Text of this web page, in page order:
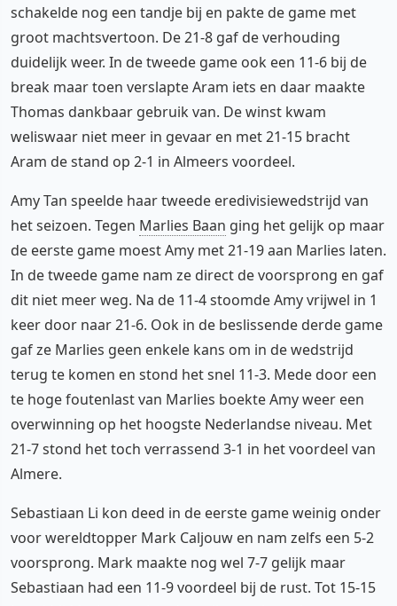
schakelde nog een tandje bij en pakte de game met
groot machtsvertoon. De 21-8 gaf de verhouding
duidelijk weer. In de tweede game ook een 11-6 bij de
break maar toen verslapte Aram iets en daar maakte
Thomas dankbaar gebruik van. De winst kwam
weliswaar niet meer in gevaar en met 21-15 bracht
Aram de stand op 2-1 in Almeers voordeel.
Amy Tan speelde haar tweede eredivisiewedstrijd van
het seizoen. Tegen Marlies Baan ging het gelijk op maar
de eerste game moest Amy met 21-19 aan Marlies laten.
In de tweede game nam ze direct de voorsprong en gaf
dit niet meer weg. Na de 11-4 stoomde Amy vrijwel in 1
keer door naar 21-6. Ook in de beslissende derde game
gaf ze Marlies geen enkele kans om in de wedstrijd
terug te komen en stond het snel 11-3. Mede door een
te hoge foutenlast van Marlies boekte Amy weer een
overwinning op het hoogste Nederlandse niveau. Met
21-7 stond het toch verrassend 3-1 in het voordeel van
Almere.
Sebastiaan Li kon deed in de eerste game weinig onder
voor wereldtopper Mark Caljouw en nam zelfs een 5-2
voorsprong. Mark maakte nog wel 7-7 gelijk maar
Sebastiaan had een 11-9 voordeel bij de rust. Tot 15-15